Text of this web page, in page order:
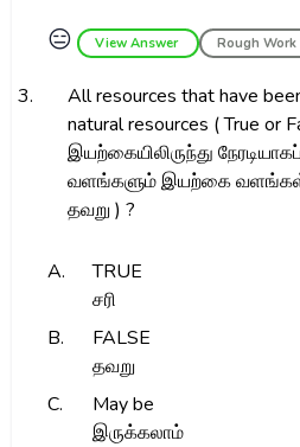
😑 View Answer Rough Work
3.
All resources that have
natural resources ( True or
இயற்கையிலிருந்து
வளங்களும் இயற்கை வளங்கள்
தவறு ) ?
A.
TRUE
சரி
B.
FALSE
தவறு
C.
May be
இருக்கலாம்